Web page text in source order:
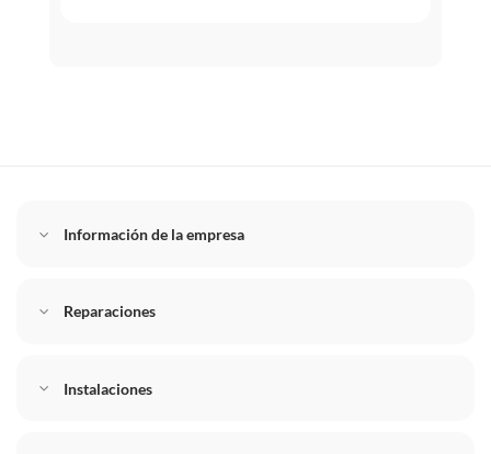
Información de la empresa
Reparaciones
Instalaciones